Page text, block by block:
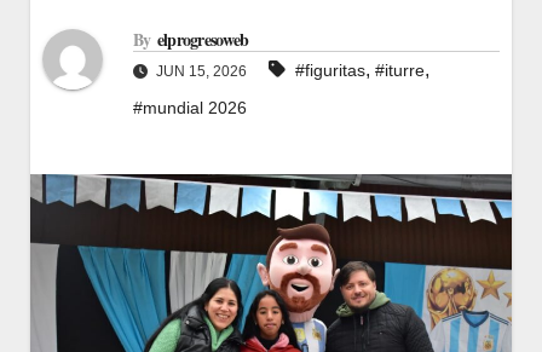
By elprogresoweb
JUN 15, 2026 #figuritas, #iturre,
#mundial 2026